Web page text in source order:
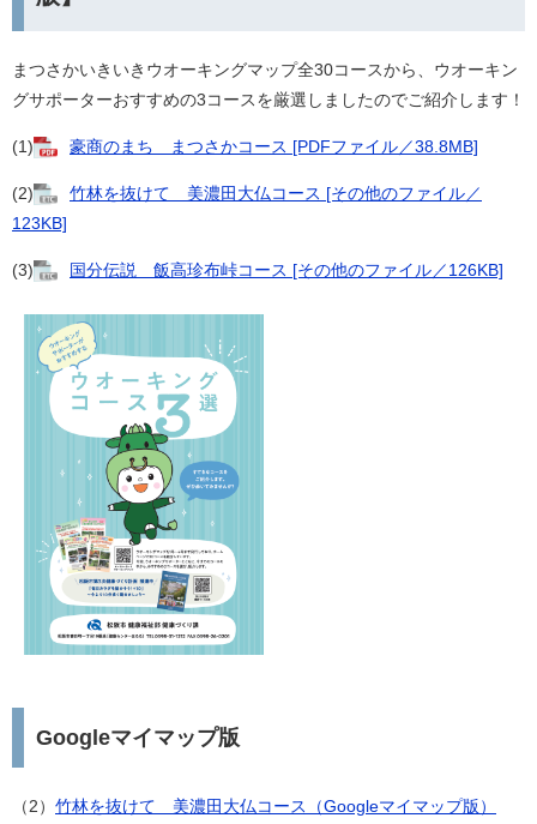
​​まつさかいきいきウオーキングマップ全30コースから、ウオーキン
グサポーターおすすめの3コースを厳選しましたのでご紹介します！
(1) 豪商のまち まつさかコース [PDFファイル／38.8MB]
(2)
竹林を抜けて 美濃田大仏コース [その他のファイル／
123KB]
(3) 国分伝説 飯高珍布峠コース [その他のファイル／126KB]
Googleマイマップ版
（2） 竹林を抜けて 美濃田大仏コース（Googleマイマップ版）